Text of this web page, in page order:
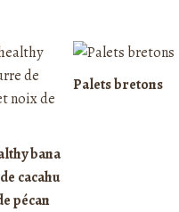
bana
cacahu
pécan
Palets bretons